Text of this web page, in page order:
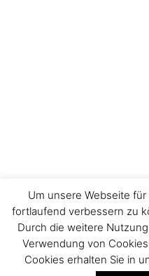
Um unsere Webseite
fortlaufend verbessern zu
Durch die weitere
Verwendung von
Cookies erhalten Sie in